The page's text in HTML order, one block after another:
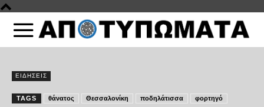
ΕΙΔΗΣΕΙΣ
TAGS θάνατος Θεσσαλονίκη ποδηλάτισσα φορτηγό